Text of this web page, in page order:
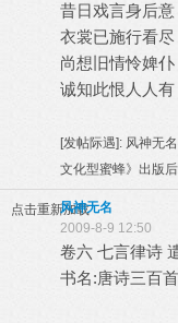
昔日戏言身后意
衣裳已施行看尽
尚想旧情怜婢仆
诚知此恨人人有
[发帖际遇]: 风神无
文化型蜜蜂》出版
点击重新加载
风神无名
2009-8-9 12:50
卷六 七言律诗
书名:唐诗三百